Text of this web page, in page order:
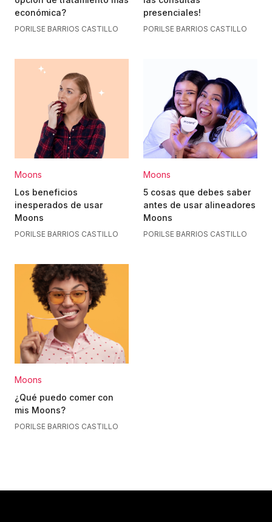
económica?
PORILSE BARRIOS CASTILLO
presenciales!
PORILSE BARRIOS CASTILLO
Moons
Los beneficios
inesperados de usar
Moons
PORILSE BARRIOS CASTILLO
Moons
5 cosas que debes saber
antes de usar alineadores
Moons
PORILSE BARRIOS CASTILLO
Moons
¿Qué puedo comer con
mis Moons?
PORILSE BARRIOS CASTILLO